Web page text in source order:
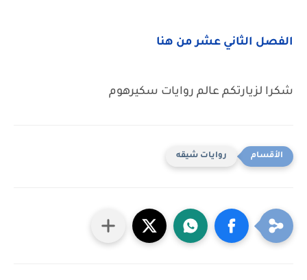
الفصل الثاني عشر من هنا
شكرا لزيارتكم عالم روايات سكيرهوم
روايات شيقه